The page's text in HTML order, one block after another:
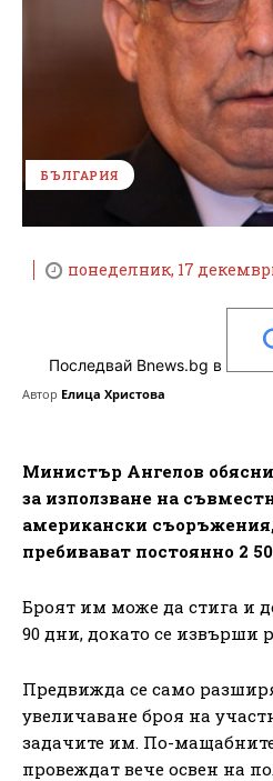
БЪЛГАРИЯ
понеделник, 17
Последвай Bnews.bg в
Автор Елица Христова
Министър Ангелов
за използване на
американски
пребивават постоянно 2
Броят им може да стига и
90 дни, докато се извърши
Предвижда се само
увеличаване броя на
задачите им. По-
провеждат вече освен на